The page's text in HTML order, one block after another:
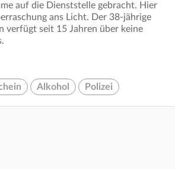
auf die Dienststelle gebracht. Hier
ans Licht. Der 38-jährige
verfügt seit 15 Jahren über keine
Alkohol Polizei